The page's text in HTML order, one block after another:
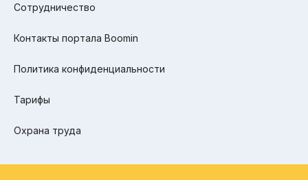
Сотрудничество
Контакты портала Boomin
Политика конфиденциальности
Тарифы
Охрана труда